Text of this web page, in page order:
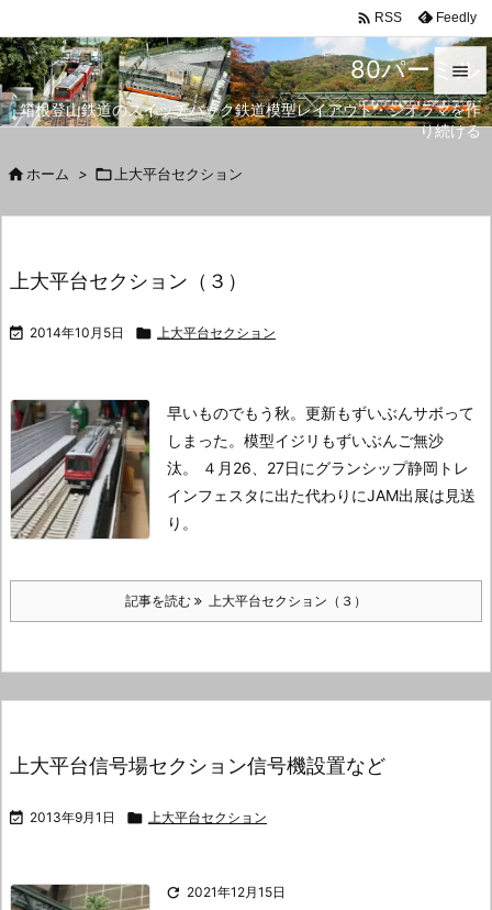
80パーミル
箱根登山鉄道のスイッチバック鉄道模型レイアウト・ジオラマを作
り続ける


メニュ
 RSS Feedly
 ホーム >  上大平台セクション
上大平台セクション（３）
 2014年10月5日  上大平台セクション
早いものでもう秋。 更新もずいぶんサボって
しまった。 模型イジリもずいぶんご無沙
汰。
４月26、27日にグランシップ静岡トレ
インフェスタに出た代わりにJAM出展は見送
り。
記事を読む 上大平台セクション（３）
上大平台信号場セクション信号機設置など
 2013年9月1日  上大平台セクション
 2021年12月15日